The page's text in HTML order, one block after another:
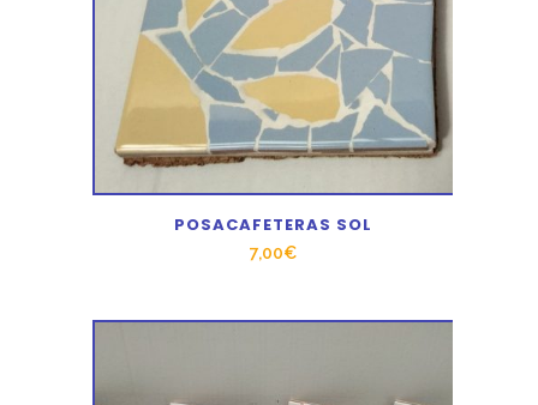
POSACAFETERAS SOL
7,00€